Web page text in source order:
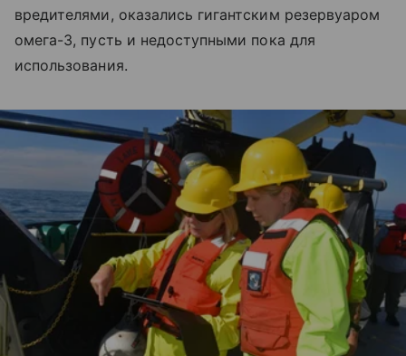
вредителями, оказались гигантским резервуаром
омега-3, пусть и недоступными пока для
использования.